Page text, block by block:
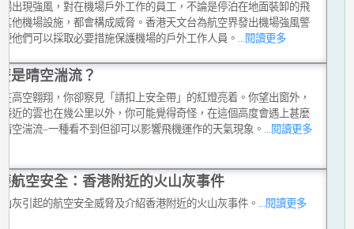
出現強風，對在機場戶外工作的員工，不論是停泊在地面裝卸的飛
他機場設施，都會構成威脅。香港天文台為航空界發出機場強風警
他們可以採取必要措施保護機場的戶外工作人員。 ...閱讀更多
是晴空湍流？
高空翱翔，你卻察見「請扣上安全帶」的紅燈亮着。你望出窗外，
近的雲也在幾公里以外，你可能覺得奇怪，在這個高度會遇上甚麼
空湍流–一種看不到但卻可以影響飛機運作的天氣現象。
...閱讀更多
航空安全：香港附近的火山灰事件
灰引起的航空安全威脅及介紹香港附近的火山灰事件。 ...閱讀更多